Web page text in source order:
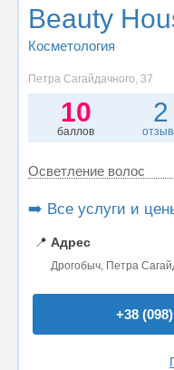
Beauty
Косметология
Петра Сагайдачного, 37
10
баллов
2
Осветление волос
➡️ Все услуги и
📍 Адрес
Дрогобыч, Петра
+38